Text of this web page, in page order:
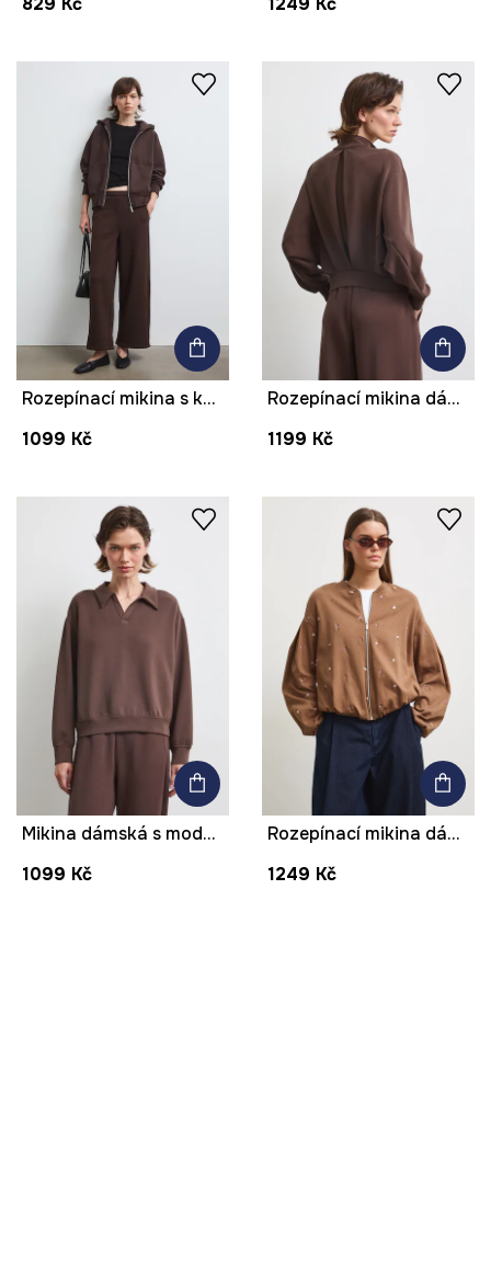
Rozepínací mikina s kapucí dámská s bavlnou hladká
1099 Kč
Rozepínací mikina dámská s modalem hladká
1199 Kč
Mikina dámská s modalem hladká
1099 Kč
Rozepínací mikina dámská s výšivkami
1249 Kč